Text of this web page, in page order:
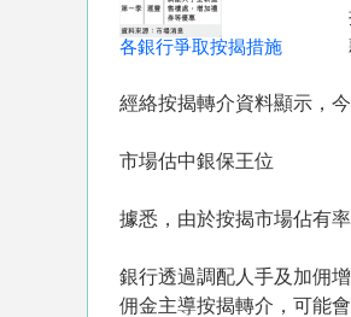
各銀行爭取按揭措施
經絡按揭轉介資料顯示，
市場估中銀保王位
據悉，由於按揭市場佔有
銀行透過調配人手及加佣
佣金主導按揭轉介，可能